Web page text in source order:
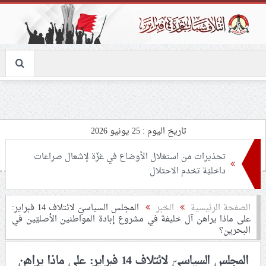
تاريخ اليوم : 25 يونيو 2026
تحذيرات من استغلال الأوضاع في غزّة لإشعال صراعات
داخليّة تخدم الاحتلال
ملفّ إنسانيّ مؤلم.. الأسيرات الفلسطينيّات بين القمع
والإهمال الطبي
55 مأتمًا وحسينيّة يعترضون على الإجراءات القمعيّة للنظام
الصفحة الرئيسية الخبر المجلس السياسيّ لائتلاف 14 فبراير:
على ماذا يراهن آل خليفة في مشروع إبادة المواطنين الأصليّين في
البحرين؟
المجلس السياسيّ لائتلاف 14 فبراير: على ماذا يراهن